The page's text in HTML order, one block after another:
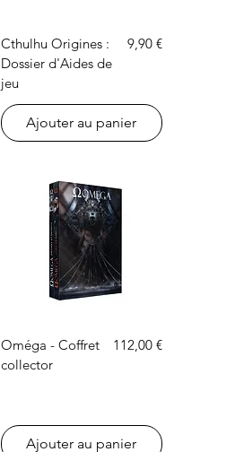
Aperçu rapide
Cthulhu Origines :
Dossier d'Aides de
jeu
Prix
9,90 €
Ajouter au panier
Aperçu rapide
Oméga - Coffret
collector
Prix
112,00 €
Ajouter au panier